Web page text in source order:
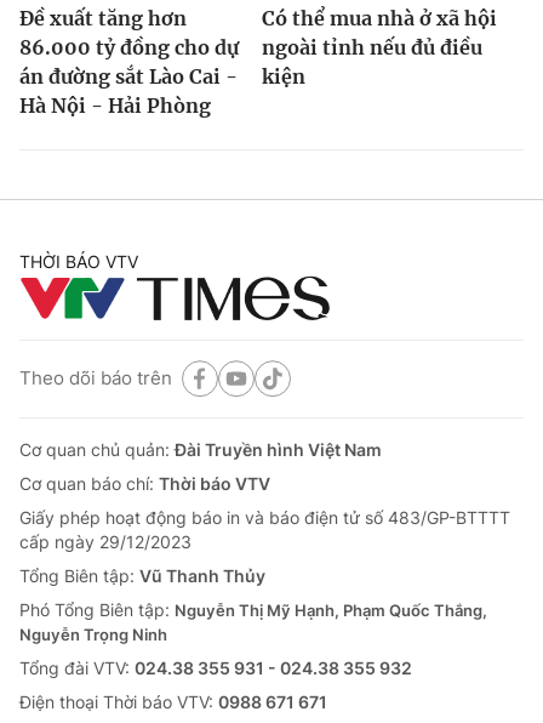
Đề xuất tăng hơn
86.000 tỷ đồng cho dự
án đường sắt Lào Cai -
Hà Nội - Hải Phòng
Có thể mua nhà ở xã hội
ngoài tỉnh nếu đủ điều
kiện
THỜI BÁO VTV
Theo dõi báo trên
Cơ quan chủ quản:Đài Truyền hình Việt Nam
Cơ quan báo chí: Thời báo VTV
Giấy phép hoạt động báo in và báo điện tử số 483/GP-BTTTT
cấp ngày 29/12/2023
Tổng Biên tập: Vũ Thanh Thủy
Phó Tổng Biên tập: Nguyễn Thị Mỹ Hạnh, Phạm Quốc Thắng,
Nguyễn Trọng Ninh
Tổng đài VTV: 024.38 355 931 - 024.38 355 932
Ðiện thoại Thời báo VTV: 0988 671 671